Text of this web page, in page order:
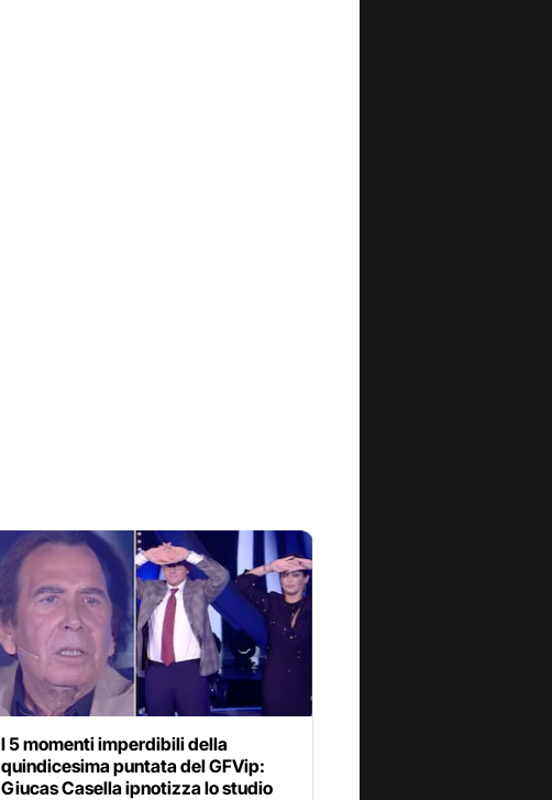
I 5 momenti imperdibili della
quindicesima puntata del GFVip:
Giucas Casella ipnotizza lo studio